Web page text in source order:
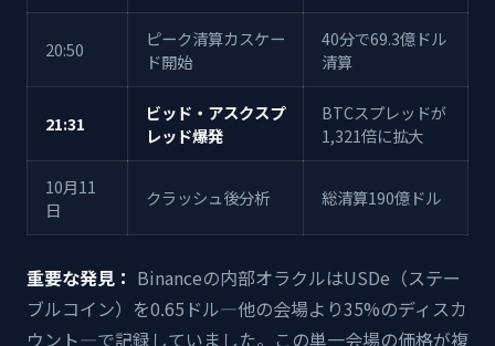
20:50
ピーク清算カスケー
ド開始
40分で69.3億ドル
清算
21:31
ビッド・アスクスプ
レッド爆発
BTCスプレッドが
1,321倍に拡大
10月11
日
クラッシュ後分析 総清算190億ドル
重要な発見： Binanceの内部オラクルはUSDe（ステー
ブルコイン）を0.65ドル—他の会場より35%のディスカ
ウント—で記録していました。この単一会場の価格が複